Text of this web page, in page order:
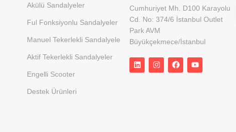
Akülü Sandalyeler
Ful Fonksiyonlu Sandalyeler
Manuel Tekerlekli Sandalyele
Aktif Tekerlekli Sandalyeler
Engelli Scooter
Destek Ürünleri
Cumhuriyet Mh. D100 Karayolu
Cd. No: 374/6 İstanbul Outlet
Park AVM
Büyükçekmece/İstanbul